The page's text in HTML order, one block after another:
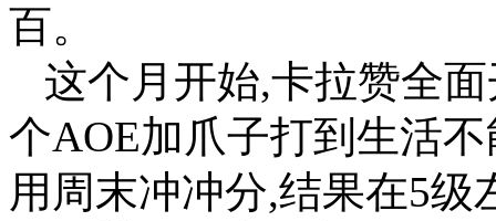
百。
这个月开始,卡拉赞全
个AOE加爪子打到生活
用周末冲冲分,结果在5级